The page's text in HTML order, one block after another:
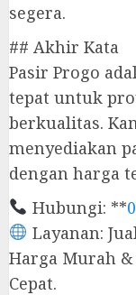
segera.
## Akhir Kata
Pasir Progo
tepat untuk
berkualitas.
menyediakan
dengan harga
Hubungi: **
Layanan:
Harga Murah
Cepat.